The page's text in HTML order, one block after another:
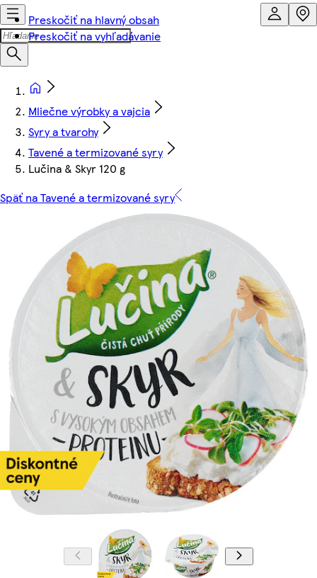
Preskočiť na hlavný obsah
Preskočiť na vyhľadávanie
Mliečne výrobky a vajcia
Syry a tvarohy
Tavené a termizované syry
Lučina & Skyr 120 g
Späť na Tavené a termizované syry